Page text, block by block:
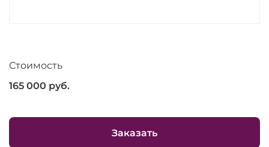
Стоимость
165 000 руб.
Заказать